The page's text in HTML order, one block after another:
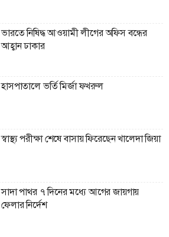
ভারতে নিষিদ্ধ আওয়ামী লীগের অফিস বন্ধের
আহ্বান ঢাকার
হাসপাতালে ভর্তি মির্জা ফখরুল
স্বাস্থ্য পরীক্ষা শেষে বাসায় ফিরেছেন খালেদা জিয়া
সাদা পাথর ৭ দিনের মধ্যে আগের জায়গায়
ফেলার নির্দেশ